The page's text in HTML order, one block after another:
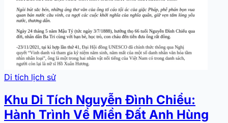
Di tích lịch sử
Khu Di Tích Nguyễn Đình Chiểu:
Hành Trình Về Miền Đất Anh Hùng